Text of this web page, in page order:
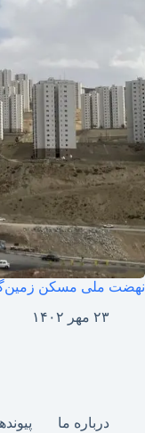
نهضت ملی مسکن
۲۳ مهر ۱۴۰۲
درباره ما